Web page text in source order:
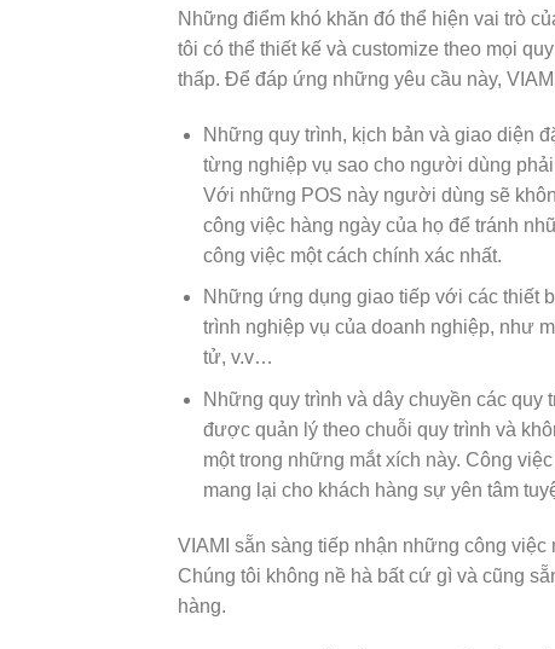
Những điểm khó khăn đó thể hiện vai trò
tôi có thể thiết kế và customize theo mọi
thấp. Để đáp ứng những yêu cầu này,
Những quy trình, kịch bản và giao diện
từng nghiệp vụ sao cho người dùng
Với những POS này người dùng sẽ
công việc hàng ngày của họ để tránh
công việc một cách chính xác nhất.
Những ứng dụng giao tiếp với các thiết
trình nghiệp vụ của doanh nghiệp, như
tử, v.v…
Những quy trình và dây chuyền các quy
được quản lý theo chuỗi quy trình và
một trong những mắt xích này. Công
mang lại cho khách hàng sự yên tâm
VIAMI sẵn sàng tiếp nhận những công
Chúng tôi không nề hà bất cứ gì và cũng
hàng.